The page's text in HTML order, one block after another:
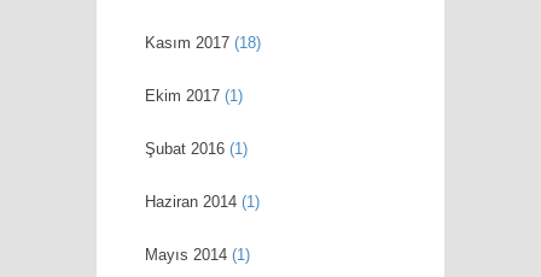
Kasım 2017 (18)
Ekim 2017 (1)
Şubat 2016 (1)
Haziran 2014 (1)
Mayıs 2014 (1)